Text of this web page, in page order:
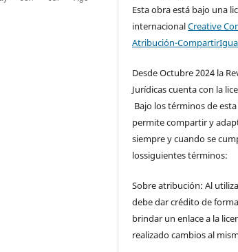
Esta obra está bajo una
internacionalCreative
Atribución-
Desde Octubre 2024 la
Jurídicas cuenta con la
Bajo los términos de esta
permite compartir y
siempre y cuando se
lossiguientes términos:
Sobre atribución: Al
debe dar crédito de
brindar un enlace a la
realizado cambios al